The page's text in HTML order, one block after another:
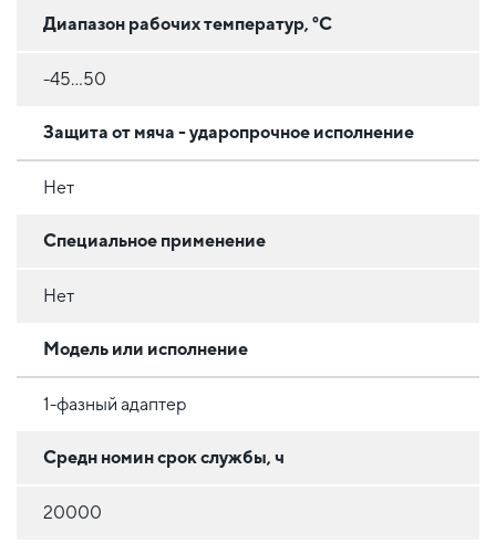
Диапазон рабочих температур, °C
-45...50
Защита от мяча - ударопрочное исполнение
Нет
Специальное применение
Нет
Модель или исполнение
1-фазный адаптер
Средн номин срок службы, ч
20000